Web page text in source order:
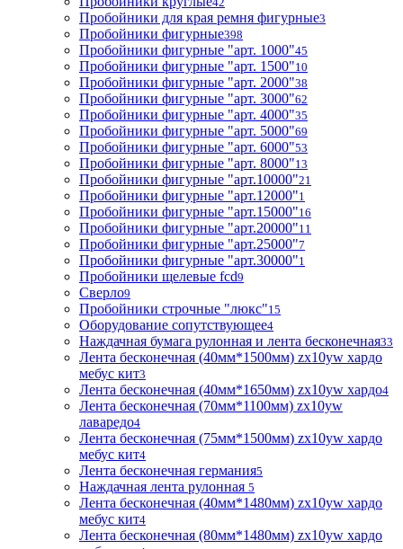
Пробойники для края ремня фигурные3
Пробойники фигурные398
Пробойники фигурные "арт. 1000"45
Пробойники фигурные "арт. 1500"10
Пробойники фигурные "арт. 2000"38
Пробойники фигурные "арт. 3000"62
Пробойники фигурные "арт. 4000"35
Пробойники фигурные "арт. 5000"69
Пробойники фигурные "арт. 6000"53
Пробойники фигурные "арт. 8000"13
Пробойники фигурные "арт.10000"21
Пробойники фигурные "арт.12000"1
Пробойники фигурные "арт.15000"16
Пробойники фигурные "арт.20000"11
Пробойники фигурные "арт.25000"7
Пробойники фигурные "арт.30000"1
Пробойники щелевые fcd9
Сверло9
Пробойники строчные "люкс"15
Оборудование сопутствующее4
Наждачная бумага рулонная и лента бесконечная33
Лента бесконечная (40мм*1500мм) zx10yw хардо
мебус кит3
Лента бесконечная (40мм*1650мм) zx10yw хардо4
Лента бесконечная (70мм*1100мм) zx10yw
лаваредо4
Лента бесконечная (75мм*1500мм) zx10yw хардо
мебус кит4
Лента бесконечная германия5
Наждачная лента рулонная 5
Лента бесконечная (40мм*1480мм) zx10yw хардо
мебус кит4
Лента бесконечная (80мм*1480мм) zx10yw хардо